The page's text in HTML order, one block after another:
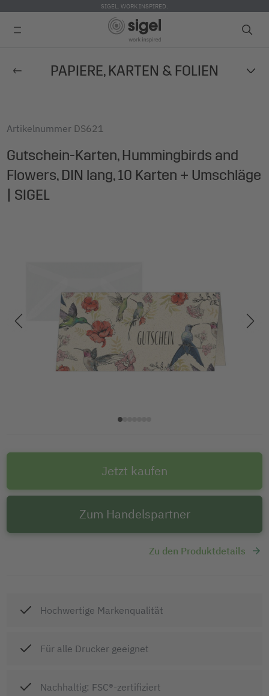
zum
SIGEL. WORK INSPIRED.
PAPIERE, KARTEN & FOLIEN
Artikelnummer DS621
Gutschein-Karten, Hummingbirds and
Flowers, DIN lang, 10 Karten + Umschläge
| SIGEL
Hochwertige Markenqualität
Für alle Drucker geeignet
Nachhaltig: FSC®-zertifiziert
Jetzt kaufen
Zum Handelspartner
Zu den Produktdetails